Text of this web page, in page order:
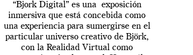
“Bjork Digital” es una exposición
inmersiva que está concebida como
una experiencia para sumergirse en el
particular universo creativo de Björk,
con la Realidad Virtual como